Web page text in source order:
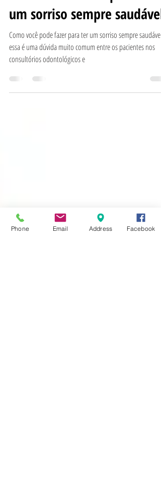
Equipe Odonty
31 de jul. de 2019
1 min de leitura
#05 dicas eficazes para ter
um sorriso sempre saudável
Como você pode fazer para ter um sorriso sempre saudável,
essa é uma dúvida muito comum entre os pacientes nos
Phone Email Address Facebook